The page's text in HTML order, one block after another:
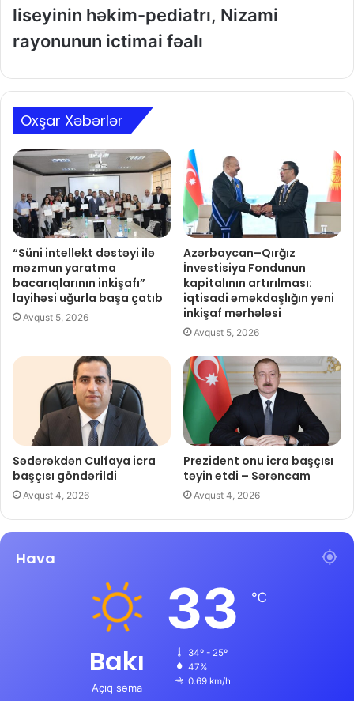
liseyinin həkim-pediatrı, Nizami
rayonunun ictimai fəalı
Oxşar Xəbərlər
“Süni intellekt dəstəyi ilə
məzmun yaratma
bacarıqlarının inkişafı”
layihəsi uğurla başa çatıb
Avqust 5, 2026
Azərbaycan–Qırğız
İnvestisiya Fondunun
kapitalının artırılması:
iqtisadi əməkdaşlığın yeni
inkişaf mərhələsi
Avqust 5, 2026
Sədərəkdən Culfaya icra
başçısı göndərildi
Avqust 4, 2026
Prezident onu icra başçısı
təyin etdi – Sərəncam
Avqust 4, 2026
Hava
Bakı
Açıq səma
33 ℃
34º - 25º
47%
0.69 km/h